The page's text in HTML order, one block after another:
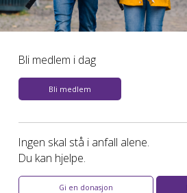
Bli medlem i dag
Bli medlem
Ingen skal stå i anfall alene.
Du kan hjelpe.
Gi en donasjon